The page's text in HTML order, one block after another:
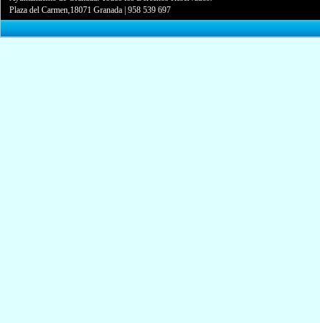
Plaza del Carmen,18071 Granada |958 539 697